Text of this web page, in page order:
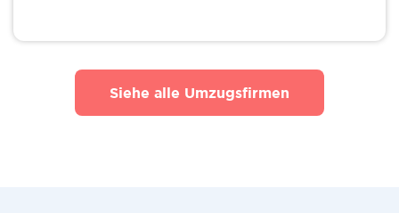
Siehe alle Umzugsfirmen